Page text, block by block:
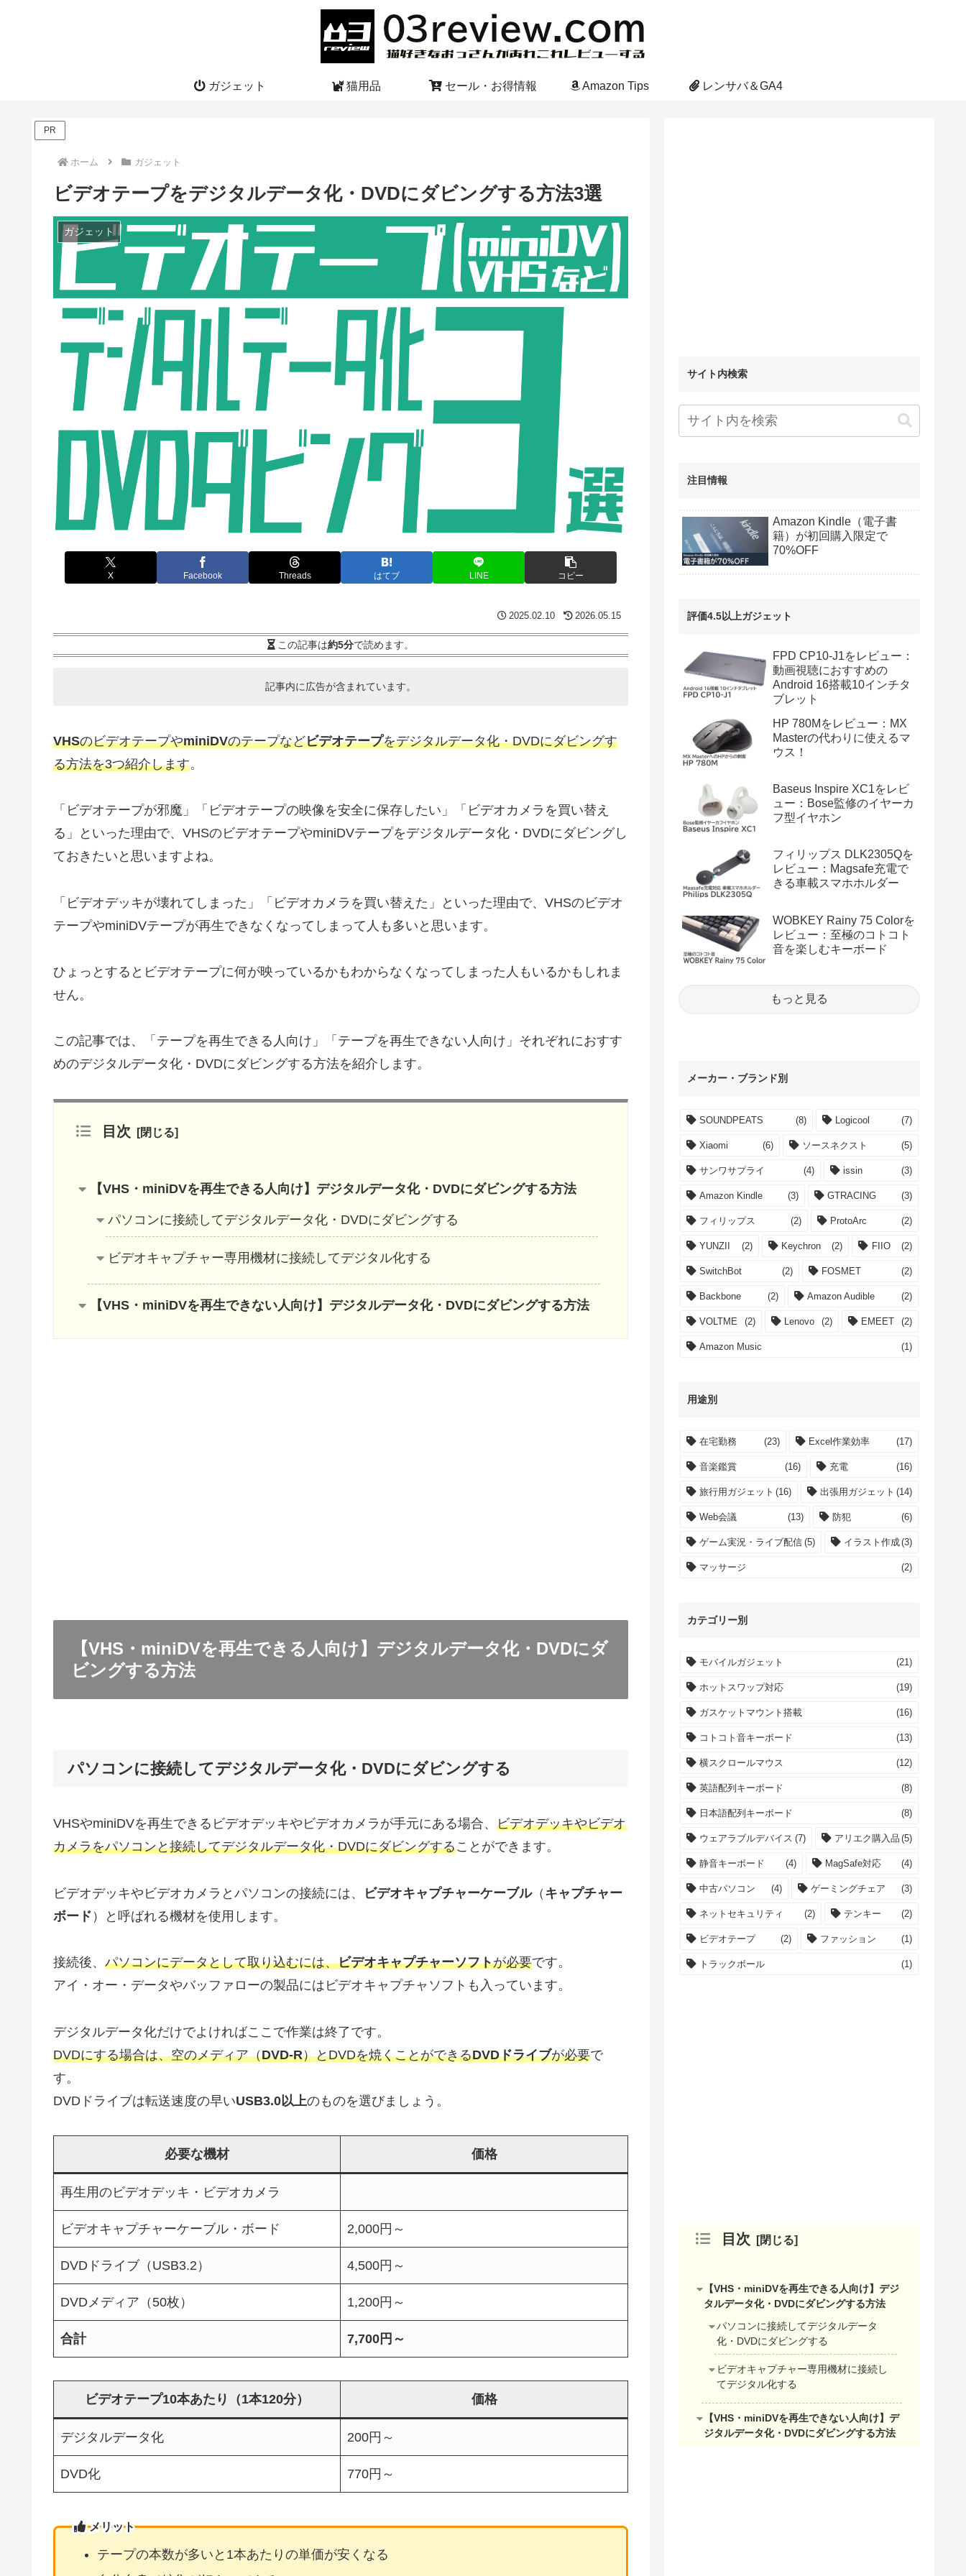
ガジェット 猫用品 セール・お得情報 Amazon Tips レンサバ＆GA4
PR
ホーム ガジェット
ビデオテープをデジタルデータ化・DVDにダビングする方法3選
ガジェット
X Facebook Threads はてブ LINE コピー
2025.02.10 2026.05.15
この記事は約5分で読めます。
記事内に広告が含まれています。
VHSのビデオテープやminiDVのテープなどビデオテープをデジタルデータ化・DVDにダビングす
る方法を3つ紹介します。
「ビデオテープが邪魔」「ビデオテープの映像を安全に保存したい」「ビデオカメラを買い替え
る」といった理由で、VHSのビデオテープやminiDVテープをデジタルデータ化・DVDにダビングし
ておきたいと思いますよね。
「ビデオデッキが壊れてしまった」「ビデオカメラを買い替えた」といった理由で、VHSのビデオ
テープやminiDVテープが再生できなくなってしまって人も多いと思います。
ひょっとするとビデオテープに何が映っているかもわからなくなってしまった人もいるかもしれま
せん。
この記事では、「テープを再生できる人向け」「テープを再生できない人向け」それぞれにおすす
めのデジタルデータ化・DVDにダビングする方法を紹介します。
目次
【VHS・miniDVを再生できる人向け】デジタルデータ化・DVDにダビングする方法
パソコンに接続してデジタルデータ化・DVDにダビングする
ビデオキャプチャー専用機材に接続してデジタル化する
【VHS・miniDVを再生できない人向け】デジタルデータ化・DVDにダビングする方法
【VHS・miniDVを再生できる人向け】デジタルデータ化・DVDにダ
ビングする方法
パソコンに接続してデジタルデータ化・DVDにダビングする
VHSやminiDVを再生できるビデオデッキやビデオカメラが手元にある場合、 ビデオデッキやビデオ
カメラをパソコンと接続してデジタルデータ化・DVDにダビングすることができます。
ビデオデッキやビデオカメラとパソコンの接続には、 ビデオキャプチャーケーブル（ キャプチャー
ボード ）と呼ばれる機材を使用します。
接続後、 パソコンにデータとして取り込むには、ビデオキャプチャーソフトが必要です。
アイ・オー・データやバッファローの製品にはビデオキャプチャソフトも入っています。
デジタルデータ化だけでよければここで作業は終了です。
DVDにする場合は、空のメディア（DVD-R）とDVDを焼くことができるDVDドライブが必要で
す。
DVDドライブは転送速度の早いUSB3.0以上のものを選びましょう。
必要な機材 価格
再生用のビデオデッキ・ビデオカメラ
ビデオキャプチャーケーブル・ボード 2,000円～
DVDドライブ（USB3.2） 4,500円～
DVDメディア（50枚） 1,200円～
合計 7,700円～
ビデオテープ10本あたり（1本120分） 価格
デジタルデータ化 200円～
DVD化 770円～
メリット
テープの本数が多いと1本あたりの単価が安くなる
サイト内検索
注目情報
Amazon Kindle（電子書
籍）が初回購入限定で
70%OFF
評価4.5以上ガジェット
FPD CP10-J1をレビュー：
動画視聴におすすめの
Android 16搭載10インチタ
ブレット
HP 780Mをレビュー：MX
Masterの代わりに使えるマ
ウス！
Baseus Inspire XC1をレビ
ュー：Bose監修のイヤーカ
フ型イヤホン
フィリップス DLK2305Qを
レビュー：Magsafe充電で
きる車載スマホホルダー
WOBKEY Rainy 75 Colorを
レビュー：至極のコトコト
音を楽しむキーボード
もっと見る
メーカー・ブランド別
SOUNDPEATS (8) Logicool (7)
Xiaomi (6) ソースネクスト (5)
サンワサプライ (4) issin (3)
Amazon Kindle (3) GTRACING (3)
フィリップス (2) ProtoArc (2)
YUNZII (2) Keychron (2) FIIO (2)
SwitchBot (2) FOSMET (2)
Backbone (2) Amazon Audible (2)
VOLTME (2) Lenovo (2) EMEET (2)
Amazon Music (1)
用途別
在宅勤務 (23) Excel作業効率 (17)
音楽鑑賞 (16) 充電 (16)
旅行用ガジェット (16) 出張用ガジェット (14)
Web会議 (13) 防犯 (6)
ゲーム実況・ライブ配信 (5) イラスト作成(3)
マッサージ (2)
カテゴリー別
モバイルガジェット (21)
ホットスワップ対応 (19)
ガスケットマウント搭載 (16)
コトコト音キーボード (13)
横スクロールマウス (12)
英語配列キーボード (8)
日本語配列キーボード (8)
ウェアラブルデバイス (7) アリエク購入品 (5)
静音キーボード (4) MagSafe対応 (4)
中古パソコン (4) ゲーミングチェア (3)
ネットセキュリティ (2) テンキー (2)
ビデオテープ (2) ファッション (1)
トラックボール (1)
目次
【VHS・miniDVを再生できる人向け】デジ
タルデータ化・DVDにダビングする方法
パソコンに接続してデジタルデータ
化・DVDにダビングする
ビデオキャプチャー専用機材に接続し
てデジタル化する
【VHS・miniDVを再生できない人向け】デ
ジタルデータ化・DVDにダビングする方法